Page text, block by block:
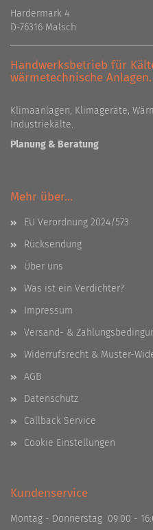
Hardermark 4
D-76316 Malsch
Handwerksbetrieb für
wärmetechnische Anlagen.
Klimaanlagen, Klimageräte,
Industriekälte.
Planung & Beratung
Mehr über...
EU Verordnung 2024/573
Rücksendung
Über uns
Was ist ein Verdichter?
Impressum
Versand- &
Widerrufsrecht & Muster-
AGB
Datenschutz
Callback Service
Cookie Einstellungen
Kundenservice
Montag - Donnerstag 09:00 -